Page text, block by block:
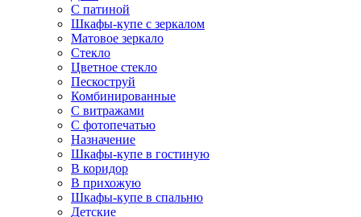
С патиной
Шкафы-купе с зеркалом
Матовое зеркало
Стекло
Цветное стекло
Пескоструй
Комбинированные
С витражами
С фотопечатью
Назначение
Шкафы-купе в гостиную
В коридор
В прихожую
Шкафы-купе в спальню
Детские